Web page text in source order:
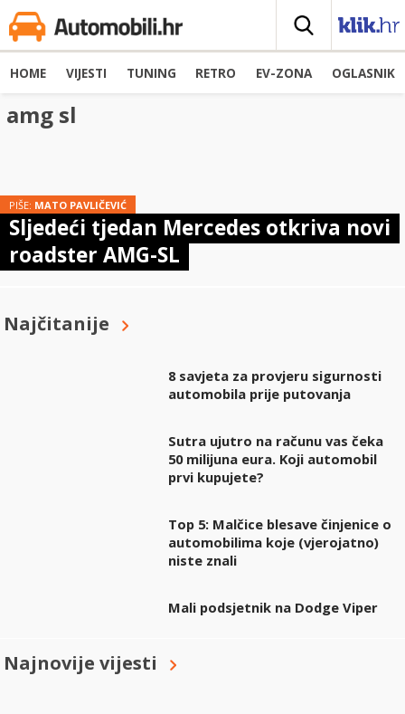
HOME VIJESTI TUNING RETRO EV-ZONA OGLASNIK
amg sl
PIŠE: MATO PAVLIČEVIĆ
Sljedeći tjedan Mercedes otkriva novi
roadster AMG-SL
Najčitanije
8 savjeta za provjeru sigurnosti
automobila prije putovanja
Sutra ujutro na računu vas čeka
50 milijuna eura. Koji automobil
prvi kupujete?
Top 5: Malčice blesave činjenice o
automobilima koje (vjerojatno)
niste znali
Mali podsjetnik na Dodge Viper
Najnovije vijesti